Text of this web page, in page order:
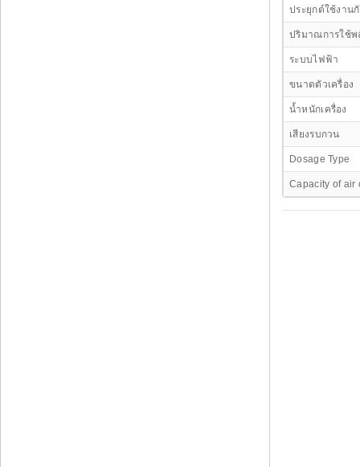
ประยุกต์ใช้งาน
ปริมาณการใช้พ
ระบบไฟฟ้า
ขนาดตัวเครื่อง
น้ำหนักเครื่อง
เสียงรบกวน
Dosage Type
Capacity of air